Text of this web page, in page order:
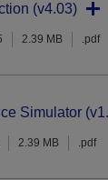
(v4.03)
2.39 MB .pdf
Simulator
2.39 MB .pdf